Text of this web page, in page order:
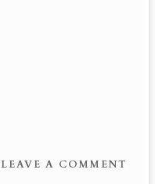
LEAVE A COMMENT